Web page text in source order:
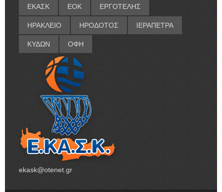
ΕΚΑΣΚ ΕΟΚ ΕΡΓΟΤΕΛΗΣ
ΗΡΑΚΛΕΙΟ ΗΡΟΔΟΤΟΣ ΙΕΡΑΠΕΤΡΑ
ΚΥΔΩΝ ΟΦΗ
ekask@otenet.gr